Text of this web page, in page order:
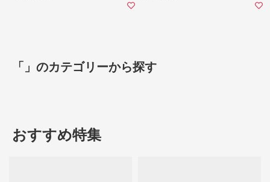
「」のカテゴリーから探す
おすすめ特集